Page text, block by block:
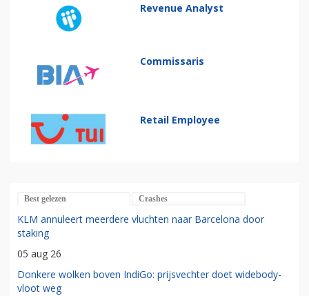
Revenue Analyst
Commissaris
Retail Employee
Best gelezen Crashes
KLM annuleert meerdere vluchten naar Barcelona door
staking
05 aug 26
Donkere wolken boven IndiGo: prijsvechter doet widebody-
vloot weg